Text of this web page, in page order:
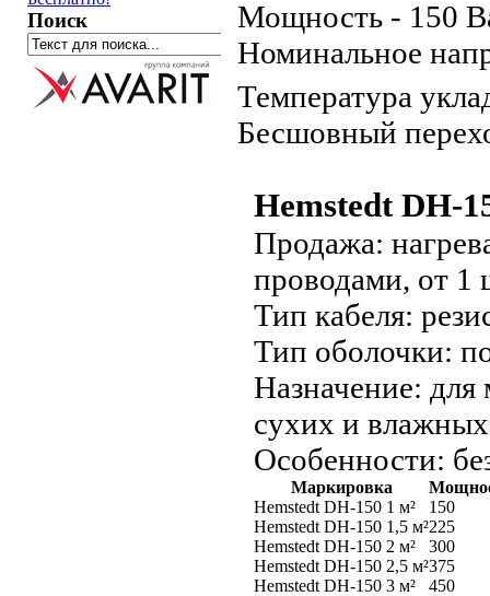
Мощность - 150
Номинальное
Температура
Бесшовный
Hemstedt DH-
Продажа:
проводами, от 1
Тип кабеля:
Тип оболочки:
Назначение: для
сухих и
Особенности:
Маркировка
Hemstedt DH-150 1 м²
150
Hemstedt DH-150 1,5 м²225
Hemstedt DH-150 2 м²
300
Hemstedt DH-150 2,5 м²375
Hemstedt DH-150 3 м²
450
Поиск